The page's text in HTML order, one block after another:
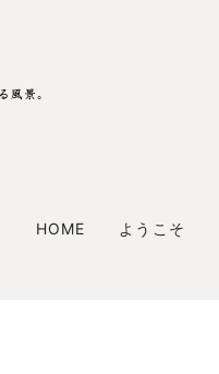
HOME ようこそ